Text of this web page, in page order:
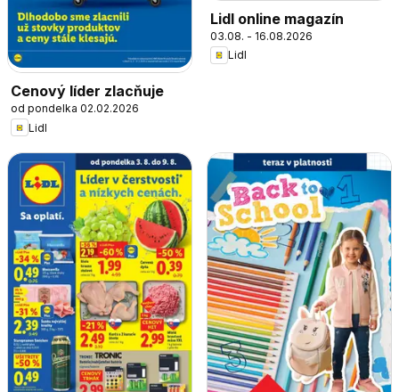
Cenový líder zlacňuje
od pondelka 02.02.2026
Lidl
Lidl online magazín
03.08. - 16.08.2026
Lidl